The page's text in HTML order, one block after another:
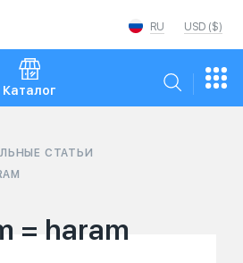
USD ($)
RU
Каталог
СТАТЬИ
= haram